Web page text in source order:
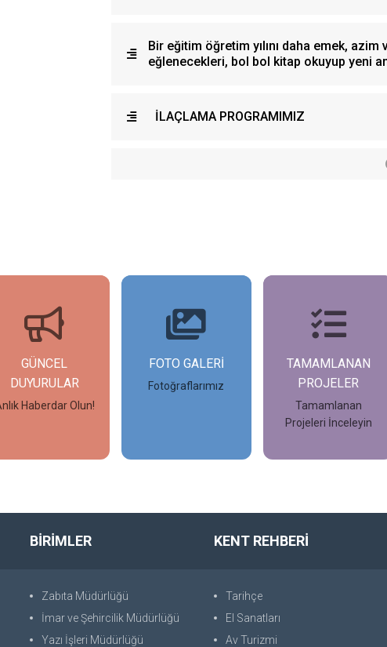
Bir eğitim öğretim yılını daha emek,
eğlenecekleri, bol bol kitap okuyup yeni
İLAÇLAMA PROGRAMIMIZ
GÜNCEL
DUYURULAR
Haberdar Olun!
FOTO GALERİ
Fotoğraflarımız
TAMAMLANAN
PROJELER
Tamamlanan
Projeleri İnceleyin
BİRİMLER
Zabıta Müdürlüğü
İmar ve Şehircilik Müdürlüğü
Yazı İşleri Müdürlüğü
KENT REHBERİ
Tarihçe
El Sanatları
Av Turizmi